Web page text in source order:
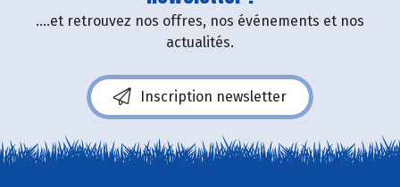
....et retrouvez nos offres, nos événements et nos
actualités.
Inscription newsletter